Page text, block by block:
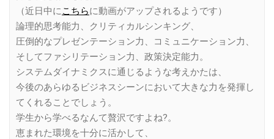
（近日中にこちらに動画がアップされるようです）
論理的思考能力、クリティカルシンキング、
圧倒的なプレゼンテーション力、コミュニケーション力、
そしてファシリテーション力、政策決定能力。
システムダイナミクスに通じるような考えかたは、
今後のあらゆるビジネスシーンにおいて大きな力を発揮し
てくれることでしょう。
学生から学べるなんて贅沢ですよね?。
恵まれた環境を十分に活かして、